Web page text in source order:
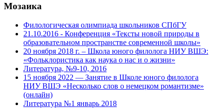
Мозаика
Филологическая олимпиада школьников СПбГУ
21.10.2016 - Конференция «Тексты новой природы в
образовательном пространстве современной школы»
20 ноября 2018 г. – Школа юного филолога НИУ ВШЭ:
«Фольклористика как наука о нас и о жизни»
Литература, №9-10, 2016
15 ноября 2022 — Занятие в Школе юного филолога
НИУ ВШЭ «Несколько слов о немецком романтизме»
(онлайн)
Литература №1 январь 2018